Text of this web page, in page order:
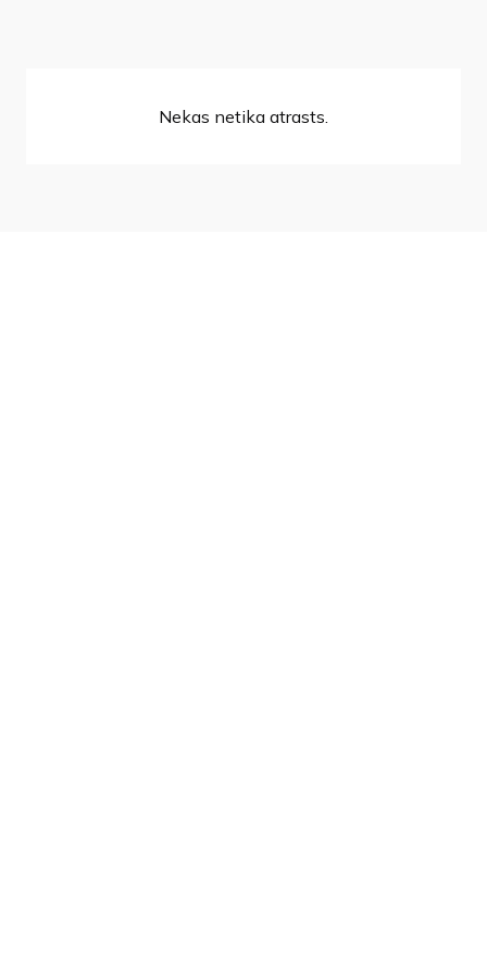
Nekas netika atrasts.